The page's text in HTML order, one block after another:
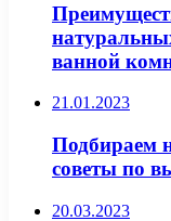
ванной
21.01.2023
Подбираем
советы по
20.03.2023